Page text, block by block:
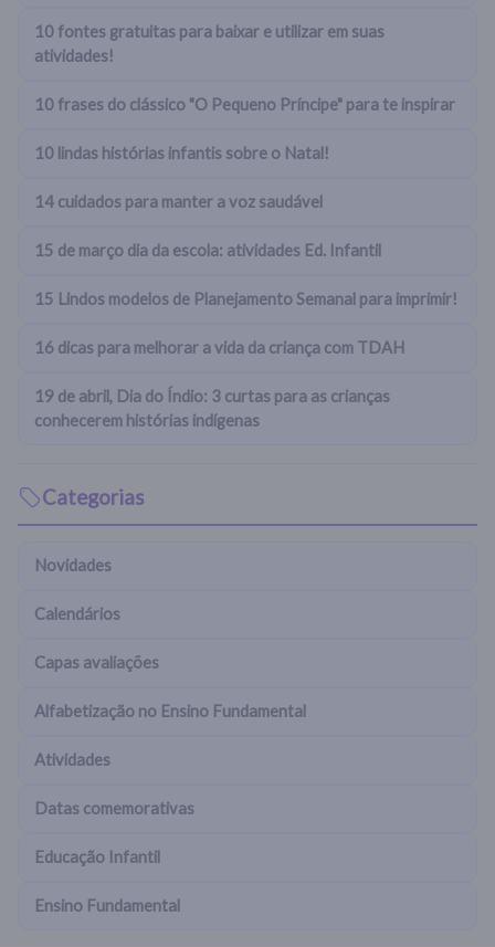
10 fontes gratuitas para baixar e utilizar em suas
atividades!
10 frases do clássico "O Pequeno Príncipe" para te inspirar
10 lindas histórias infantis sobre o Natal!
14 cuidados para manter a voz saudável
15 de março dia da escola: atividades Ed. Infantil
15 Lindos modelos de Planejamento Semanal para imprimir!
16 dicas para melhorar a vida da criança com TDAH
19 de abril, Dia do Índio: 3 curtas para as crianças
conhecerem histórias indígenas
Categorias
Novidades
Calendários
Capas avaliações
Alfabetização no Ensino Fundamental
Atividades
Datas comemorativas
Educação Infantil
Ensino Fundamental